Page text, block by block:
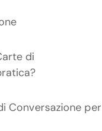
di
Conversazione per